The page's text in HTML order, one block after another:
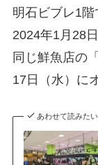
明石ビブレ1
2024年1月28
同じ鮮魚店の
17日（水）に
あわせて読みたい